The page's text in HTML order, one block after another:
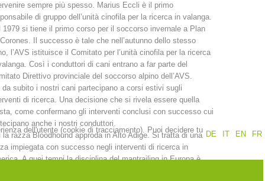
Contatti
Prevenzione PEER
sempre più spesso. Marius Eccli è il primo
di gruppo dell’unità cinofila per la ricerca in valanga.
1979 si tiene il primo corso per il soccorso invernale a Plan
Il successo è tale che nell’autunno dello stesso
l’AVS istituisce il Comitato per l’unità cinofila per la ricerca
Così i conduttori di cani entrano a far parte del
Direttivo provinciale del soccorso alpino dell’AVS.
da subito i nostri cani partecipano a corsi estivi sugli
di ricerca. Una decisione che si rivela essere quella
come confermano gli interventi conclusi con successo cui
anche i nostri conduttori.
la razza Bloodhound approda in Alto Adige. Si tratta di una
impiegata con successo negli interventi di ricerca in
A quei tempi la disciplina del mantrailing in Europa è
DE
IT EN FR
dell'utente (cookie di tracciamento). Puoi decidere tu